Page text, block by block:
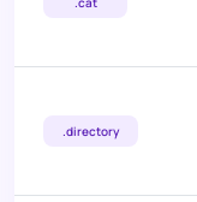
.directory